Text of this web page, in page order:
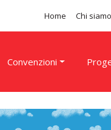
Home Chi siamo
Convenzioni